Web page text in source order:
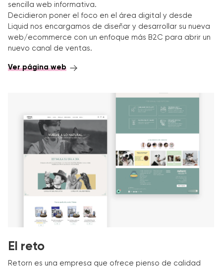
sencilla web informativa.
Decidieron poner el foco en el área digital y desde
Liquid nos encargamos de diseñar y desarrollar su nueva
web/ecommerce con un enfoque más B2C para abrir un
nuevo canal de ventas.
Ver página web
El reto
Retorn es una empresa que ofrece pienso de calidad